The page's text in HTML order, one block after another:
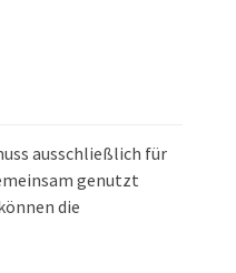
ausschließlich für
genutzt
die